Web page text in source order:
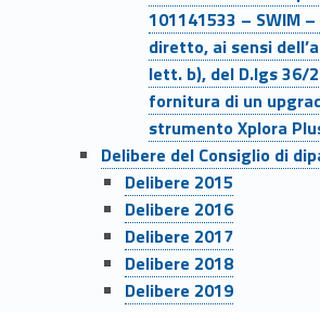
101141533 – SWIM
diretto, ai sensi
lett. b), del D.lgs 36/
fornitura di un
strumento Xplora
Delibere del Consiglio di
Delibere 2015
Delibere 2016
Delibere 2017
Delibere 2018
Delibere 2019